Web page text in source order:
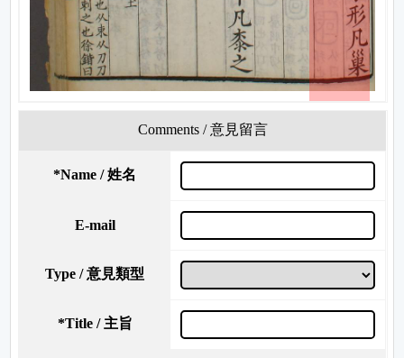
Comments / 意見留言
*Name / 姓名
E-mail
Type / 意見類型
*Title / 主旨